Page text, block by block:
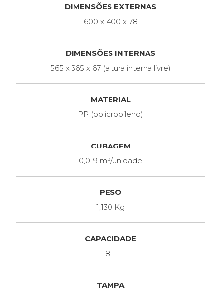
DIMENSÕES EXTERNAS
600 x 400 x 78
DIMENSÕES INTERNAS
565 x 365 x 67 (altura interna livre)
MATERIAL
PP (polipropileno)
CUBAGEM
0,019 m³/unidade
PESO
1,130 Kg
CAPACIDADE
8 L
TAMPA